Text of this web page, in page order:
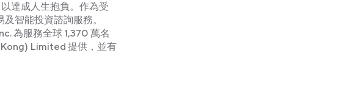
達成人生抱負。作為受
智能投資諮詢服務。
為服務全球 1,370 萬名
Limited 提供，並有